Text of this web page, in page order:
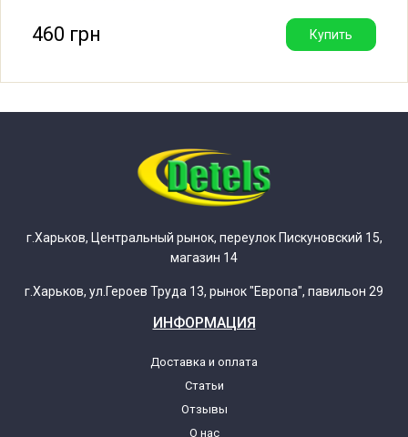
Ariston ARTL1047RU(ARCADIA)
(91672630200)
Ariston ARTL104EU (73769060000)
Ariston ARTL104EU(ARCADIA)
Ariston ARTL104EU(ARCADIA)
Ariston ARTL104EU(ARCADIA)
Ariston ARTL104EU/E
460 грн Купить
г.Харьков, Центральный рынок, переулок Пискуновский 15,
магазин 14
г.Харьков, ул.Героев Труда 13, рынок "Европа", павильон 29
ИНФОРМАЦИЯ
Доставка и оплата
Статьи
Отзывы
О нас